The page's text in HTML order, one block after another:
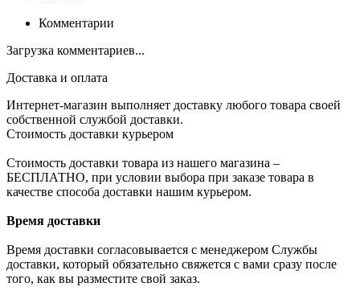
Комментарии
Загрузка комментариев...
Доставка и оплата
Интернет-магазин выполняет доставку любого товара своей
собственной службой доставки.
Стоимость доставки курьером
Стоимость доставки товара из нашего магазина –
БЕСПЛАТНО, при условии выбора при заказе товара в
качестве способа доставки нашим курьером.
Время доставки
Время доставки согласовывается с менеджером Службы
доставки, который обязательно свяжется с вами сразу после
того, как вы разместите свой заказ.